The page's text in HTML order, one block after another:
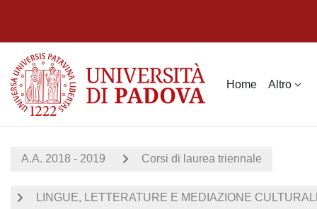
Home Altro
A.A. 2018 - 2019 Corsi di laurea triennale
LINGUE, LETTERATURE E MEDIAZIONE